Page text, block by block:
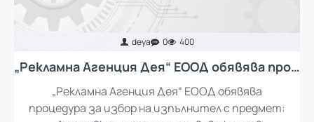
„Рекламна Агенция Дея“ ЕООД обявява